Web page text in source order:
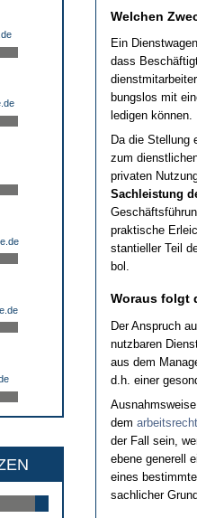
Wel­chen
Ein
dass
bungs­los mit
le­di­gen können.
Da die Stel­lung
zum
pri­va­ten
Sach­leis­tung
prak­ti­sche
stan­ti­el­ler Teil
bol.
Wor­aus folgt
Der An­spruch
nutz­ba­ren
aus dem
d.h. ei­ner
dem
der Fall sein,
ebe­ne ge­ne­rell
ei­nes
sach­li­cher